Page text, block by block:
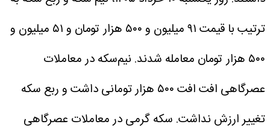
ترتیب با قیمت ۹۱ میلیون و ۵۰۰ هزار تومان و ۵۱ میلیون و
۵۰۰ هزار تومان معامله شدند. نیم‌سکه در معاملات
عصرگاهی افت افت ۵۰۰ هزار تومانی داشت و ربع سکه
تغییر ارزش نداشت. سکه گرمی در معاملات عصرگاهی